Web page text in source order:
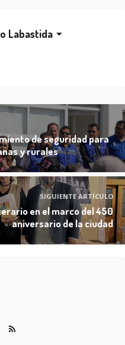
Labastida
de seguridad para
y rurales
SIGUIENTE ARTÍCULO
en el marco del 450
aniversario de la ciudad